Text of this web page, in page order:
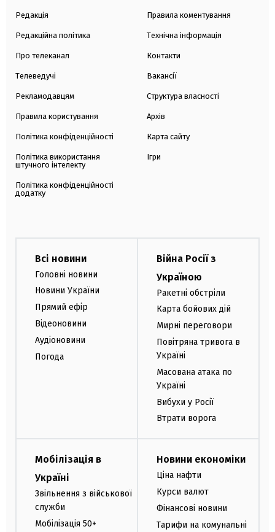
Редакція
Редакційна політика
Про телеканал
Телеведучі
Рекламодавцям
Правила користування
Політика конфіденційності
Політика використання
штучного інтелекту
Політика конфіденційності
додатку
Правила коментування
Технічна інформація
Контакти
Вакансії
Структура власності
Архів
Карта сайту
Ігри
Всі новини
Головні новини
Новини України
Прямий ефір
Відеоновини
Аудіоновини
Погода
Війна Росії з
Україною
Ракетні обстріли
Карта бойових дій
Мирні переговори
Повітряна тривога в
Україні
Масована атака по
Україні
Вибухи у Росії
Втрати ворога
Мобілізація в
Україні
Звільнення з військової
служби
Мобілізація 50+
Новини економіки
Ціна нафти
Курси валют
Фінансові новини
Тарифи на комунальні